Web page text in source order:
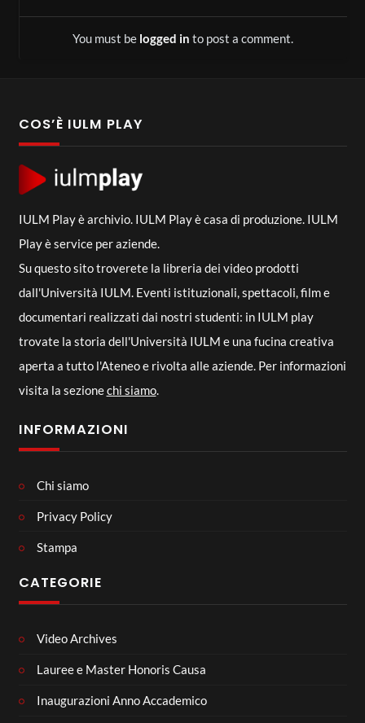
01:09
Year 2024: Avventura
00:54
You must be logged in to post a comment.
COS’È IULM PLAY
IULM Play è archivio. IULM Play è casa di produzione. IULM
Play è service per aziende.
Su questo sito troverete la libreria dei video prodotti
dall'Università IULM. Eventi istituzionali, spettacoli, film e
documentari realizzati dai nostri studenti: in IULM play
trovate la storia dell'Università IULM e una fucina creativa
aperta a tutto l'Ateneo e rivolta alle aziende. Per informazioni
visita la sezionechi siamo.
INFORMAZIONI
Chi siamo
Privacy Policy
Stampa
CATEGORIE
Video Archives
Lauree e Master Honoris Causa
Inaugurazioni Anno Accademico